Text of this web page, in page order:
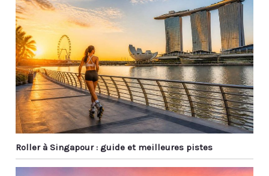
Roller à Singapour : guide et meilleures pistes